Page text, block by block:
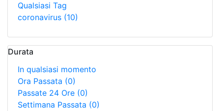
Qualsiasi Tag
coronavirus (10)
Durata
In qualsiasi momento
Ora Passata (0)
Passate 24 Ore (0)
Settimana Passata (0)